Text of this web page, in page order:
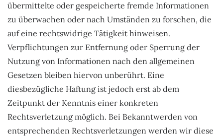
übermittelte oder gespeicherte fremde Informationen
zu überwachen oder nach Umständen zu forschen, die
auf eine rechtswidrige Tätigkeit hinweisen.
Verpflichtungen zur Entfernung oder Sperrung der
Nutzung von Informationen nach den allgemeinen
Gesetzen bleiben hiervon unberührt. Eine
diesbezügliche Haftung ist jedoch erst ab dem
Zeitpunkt der Kenntnis einer konkreten
Rechtsverletzung möglich. Bei Bekanntwerden von
entsprechenden Rechtsverletzungen werden wir diese